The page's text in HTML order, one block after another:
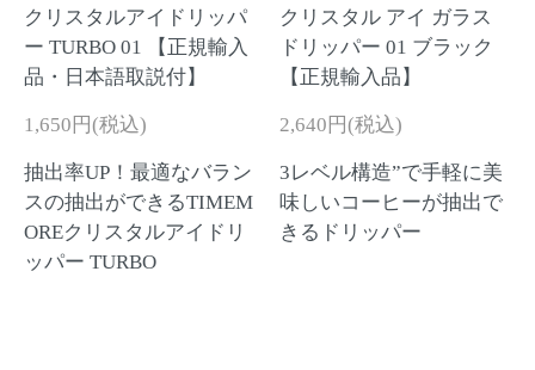
クリスタルアイドリッパ
ー TURBO 01 【正規輸入
品・日本語取説付】
1,650円(税込)
抽出率UP！最適なバラン
スの抽出ができるTIMEM
OREクリスタルアイドリ
ッパー TURBO
クリスタル アイ ガラス
ドリッパー 01 ブラック
【正規輸入品】
2,640円(税込)
3レベル構造”で手軽に美
味しいコーヒーが抽出で
きるドリッパー